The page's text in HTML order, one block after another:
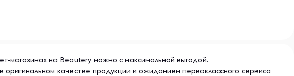
магазинах на Beautery можно с максимальной выгодой.
качестве продукции и ожиданием первоклассного сервиса